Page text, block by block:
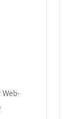
Web-